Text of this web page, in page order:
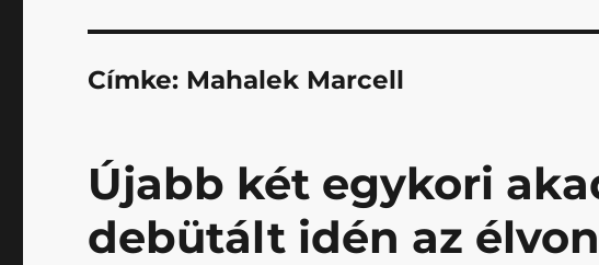
Címke: Mahalek Marcell
Újabb két egykori
debütált idén az